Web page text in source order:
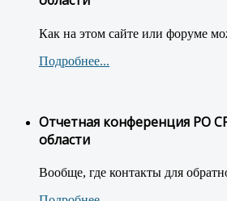
Как на этом сайте или форуме
Подробнее...
Отчетная конференция РО
области
Вообще, где контакты для